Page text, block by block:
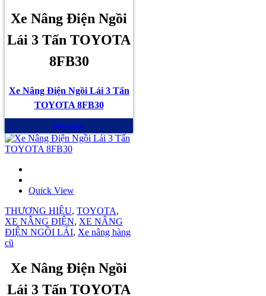
Xe Nâng Điện Ngồi
Lái 3 Tấn TOYOTA
8FB30
Xe Nâng Điện Ngồi Lái 3 Tấn
TOYOTA 8FB30
Mua ngay
Quick View
THƯƠNG HIỆU, TOYOTA,
XE NÂNG ĐIỆN, XE NÂNG
ĐIỆN NGỒI LÁI, Xe nâng hàng
cũ
Xe Nâng Điện Ngồi
Lái 3 Tấn TOYOTA